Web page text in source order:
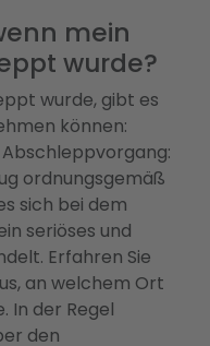
mein
wurde?
wurde, gibt es
können:
ordnungsgemäß
sich bei dem
seriöses und
Erfahren Sie
an welchem Ort
In der Regel
den